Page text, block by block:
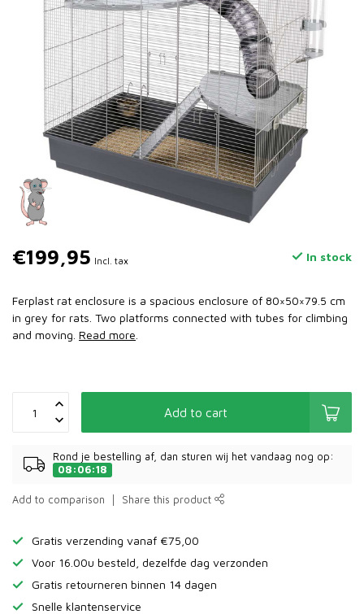
€199,95 Incl. tax In stock
Ferplast rat enclosure is a spacious enclosure of 80×50×79.5 cm
in grey for rats. Two platforms connected with tubes for climbing
and moving. Read more
Add to cart
Rond je bestelling af, dan sturen wij het vandaag nog op:
08:06:18
Add to comparison Share this product
Gratis verzending vanaf €75,00
Voor 16.00u besteld, dezelfde dag verzonden
Gratis retourneren binnen 14 dagen
Snelle klantenservice